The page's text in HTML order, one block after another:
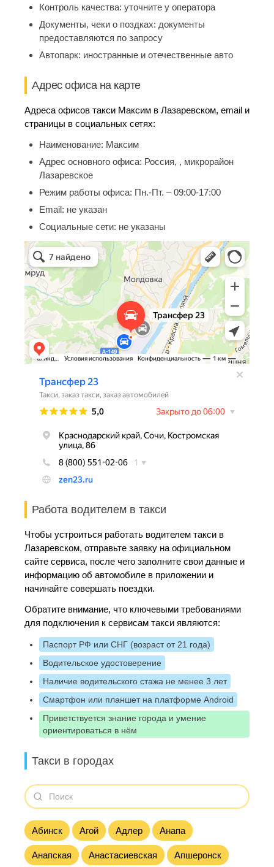
Контроль качества: уточните у оператора
Документы, чеки о поздках: документы
предоставляются по запросу
Автопарк: иностранные и отечественные авто
Адрес офиса на карте
Адреса офисов такси Максим в Лазаревском, email и
страницы в социальных сетях:
Наименование: Максим
Адрес основного офиса: Россия, , микрорайон
Лазаревское
Режим работы офиса: Пн.-Пт. – 09:00-17:00
Email: не указан
Социальные сети: не указаны
Работа водителем в такси
Чтобы устроиться работать водителем такси в
Лазаревском, отправьте заявку на официальном
сайте сервиса, после чего заполните свои данные и
информацию об автомобиле в приложении и
начинайте совершать поездки.
Обратите внимание, что ключевыми требованиями
для подключения к сервисам такси являются:
Паспорт РФ или СНГ (возраст от 21 года)
Водительское удостоверение
Наличие водительского стажа не менее 3 лет
Смартфон или планшет на платформе Android
Приветствуется знание города и умение
ориентироваться в нём
Такси в городах
Абинск Агой Адлер Анапа
Анапская Анастасиевская Апшеронск